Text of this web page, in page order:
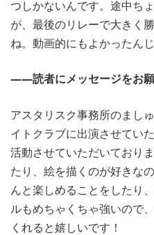
つしかないんです。途中ち
が、最後のリレーで大きく
ね。動画的にもよかったん
――読者にメッセージをお
アスタリスク事務所のまし
イトクラブに出演させてい
活動させていただいており
たり、絵を描くのが好きな
んと楽しめることをしたり
ルもめちゃくちゃ強いので
くれると嬉しいです！